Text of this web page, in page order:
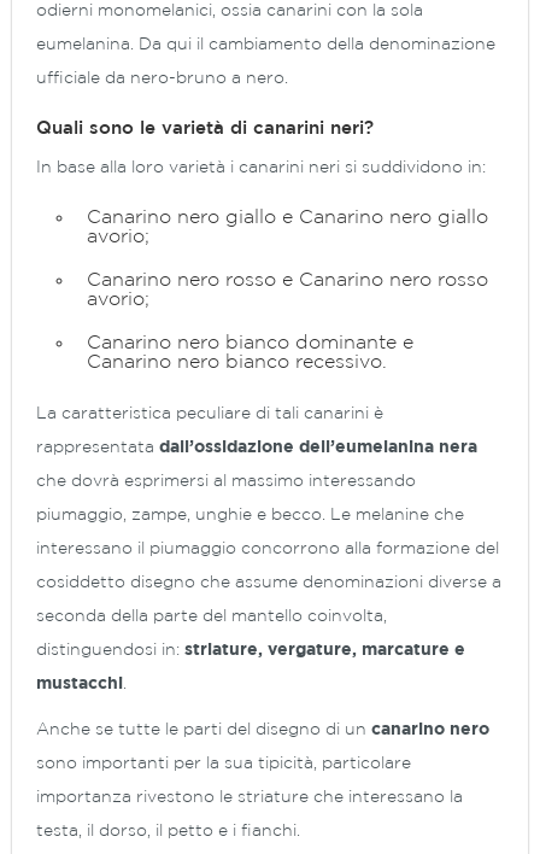
odierni monomelanici, ossia canarini con la sola
eumelanina. Da qui il cambiamento della denominazione
ufficiale da nero-bruno a nero.
Quali sono le varietà di canarini neri?
In base alla loro varietà i canarini neri si suddividono in:
Canarino nero giallo e Canarino nero giallo
avorio;
Canarino nero rosso e Canarino nero rosso
avorio;
Canarino nero bianco dominante e
Canarino nero bianco recessivo.
La caratteristica peculiare di tali canarini è
rappresentata dall’ossidazione dell’eumelanina nera
che dovrà esprimersi al massimo interessando
piumaggio, zampe, unghie e becco. Le melanine che
interessano il piumaggio concorrono alla formazione del
cosiddetto disegno che assume denominazioni diverse a
seconda della parte del mantello coinvolta,
distinguendosi in: striature, vergature, marcature e
mustacchi
Anche se tutte le parti del disegno di un canarino nero
sono importanti per la sua tipicità, particolare
importanza rivestono le striature che interessano la
testa, il dorso, il petto e i fianchi.